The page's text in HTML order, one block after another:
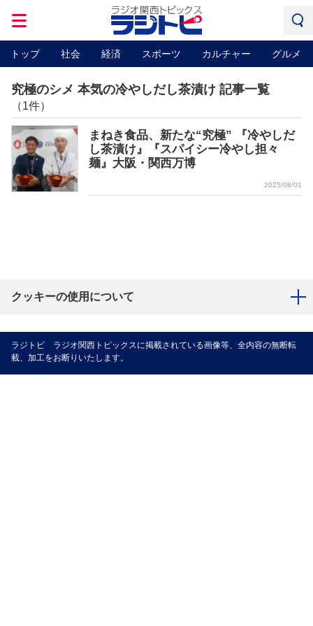
トップ 社会 経済 スポーツ カルチャー グルメ
究極のシメ 本気の冷やしだし茶漬け 記事一覧
（1件）
まねき食品、新たな“究極” 『冷やしだ
し茶漬け』『スパイシー冷やし担々
麺』大阪・関西万博
2025/08/01
クッキーの使用について
ラジトピ ラジオ関西トピックスに掲載されている画像等、全内容の無断転
載、加工をお断りいたします。